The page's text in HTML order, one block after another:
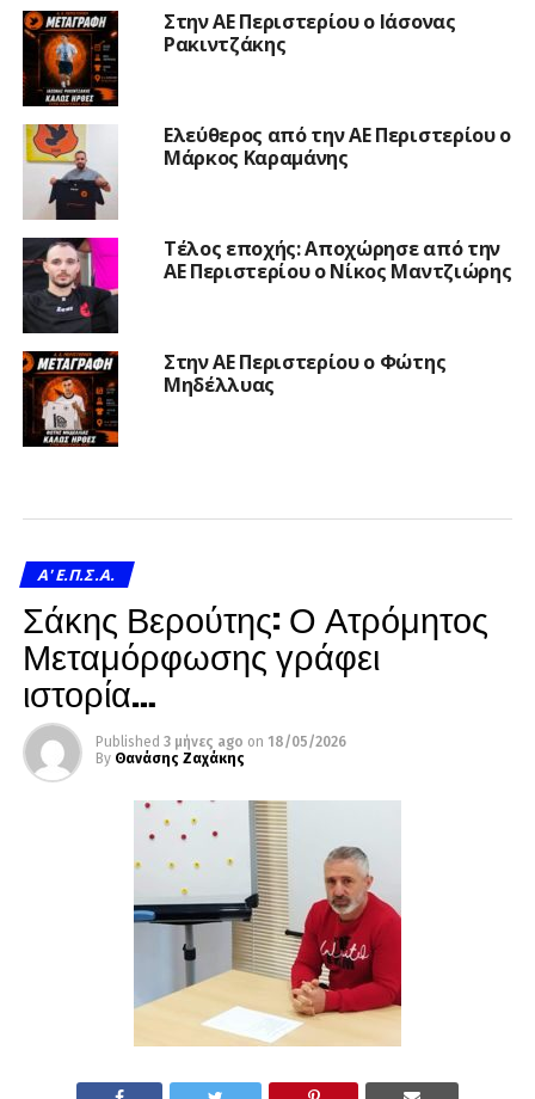
Στην ΑΕ Περιστερίου ο Ιάσονας
Ρακιντζάκης
Ελεύθερος από την ΑΕ Περιστερίου ο
Μάρκος Καραμάνης
Τέλος εποχής: Αποχώρησε από την
ΑΕ Περιστερίου ο Νίκος Μαντζιώρης
Στην ΑΕ Περιστερίου ο Φώτης
Μηδέλλυας
A' Ε.Π.Σ.Α.
Σάκης Βερούτης: Ο Ατρόμητος
Μεταμόρφωσης γράφει
ιστορία…
Published 3 μήνες ago on 18/05/2026
By Θανάσης Ζαχάκης